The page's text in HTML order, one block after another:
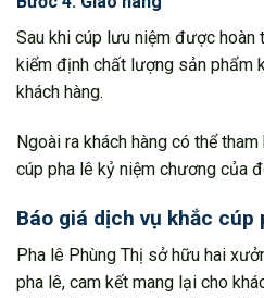
Sau khi cúp lưu niệm được hoàn
kiểm định chất lượng sản phẩm
khách hàng.
Ngoài ra khách hàng có thể
cúp pha lê kỷ niệm chương của
Báo giá dịch vụ khắc cúp
Pha lê Phùng Thị sở hữu hai
pha lê, cam kết mang lại cho